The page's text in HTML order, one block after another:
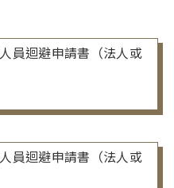
員迴避申請書（法人或
員迴避申請書（法人或